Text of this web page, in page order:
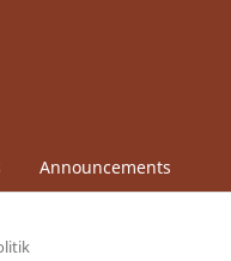
Announcements